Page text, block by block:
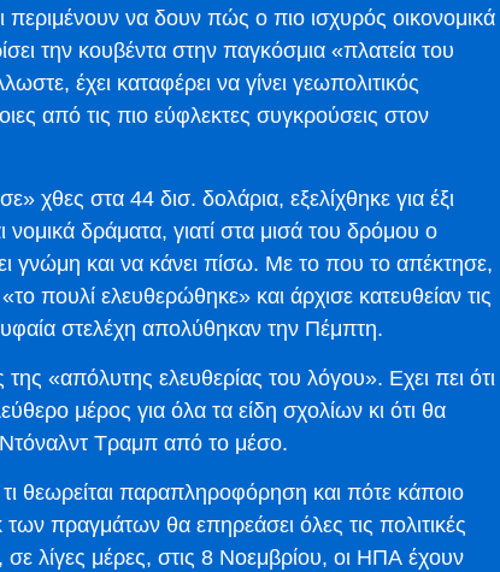
περιμένουν να δουν πώς ο πιο ισχυρός οικονομικά
την κουβέντα στην παγκόσμια «πλατεία του
έχει καταφέρει να γίνει γεωπολιτικός
από τις πιο εύφλεκτες συγκρούσεις στον
χθες στα 44 δισ. δολάρια, εξελίχθηκε για έξι
δράματα, γιατί στα μισά του δρόμου ο
γνώμη και να κάνει πίσω. Με το που το απέκτησε,
πουλί ελευθερώθηκε» και άρχισε κατευθείαν τις
στελέχη απολύθηκαν την Πέμπτη.
«απόλυτης ελευθερίας του λόγου». Εχει πει ότι
μέρος για όλα τα είδη σχολίων κι ότι θα
Ντόναλντ Τραμπ από το μέσο.
θεωρείται παραπληροφόρηση και πότε κάποιο
των πραγμάτων θα επηρεάσει όλες τις πολιτικές
σε λίγες μέρες, στις 8 Νοεμβρίου, οι ΗΠΑ έχουν